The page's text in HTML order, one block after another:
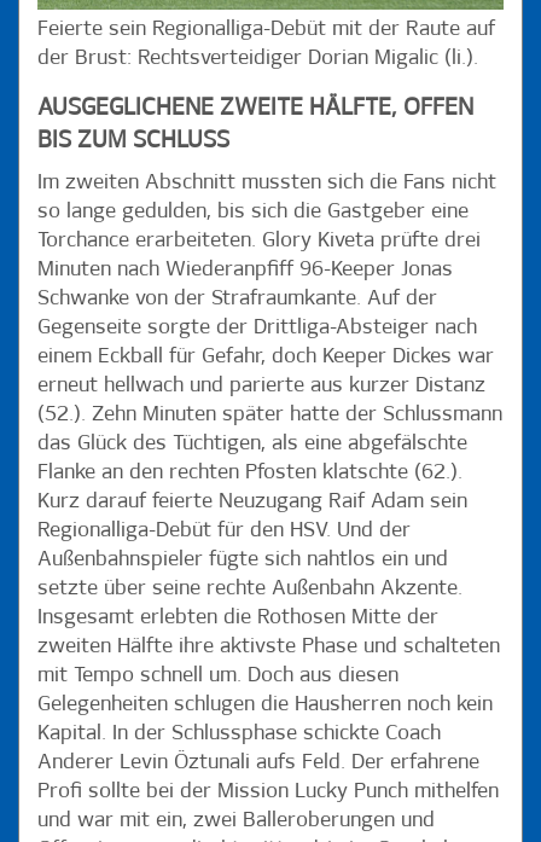
Feierte sein Regionalliga-Debüt mit der Raute auf
der Brust: Rechtsverteidiger Dorian Migalic (li.).
AUSGEGLICHENE ZWEITE HÄLFTE, OFFEN
BIS ZUM SCHLUSS
Im zweiten Abschnitt mussten sich die Fans nicht
so lange gedulden, bis sich die Gastgeber eine
Torchance erarbeiteten. Glory Kiveta prüfte drei
Minuten nach Wiederanpfiff 96-Keeper Jonas
Schwanke von der Strafraumkante. Auf der
Gegenseite sorgte der Drittliga-Absteiger nach
einem Eckball für Gefahr, doch Keeper Dickes war
erneut hellwach und parierte aus kurzer Distanz
(52.). Zehn Minuten später hatte der Schlussmann
das Glück des Tüchtigen, als eine abgefälschte
Flanke an den rechten Pfosten klatschte (62.).
Kurz darauf feierte Neuzugang Raif Adam sein
Regionalliga-Debüt für den HSV. Und der
Außenbahnspieler fügte sich nahtlos ein und
setzte über seine rechte Außenbahn Akzente.
Insgesamt erlebten die Rothosen Mitte der
zweiten Hälfte ihre aktivste Phase und schalteten
mit Tempo schnell um. Doch aus diesen
Gelegenheiten schlugen die Hausherren noch kein
Kapital. In der Schlussphase schickte Coach
Anderer Levin Öztunali aufs Feld. Der erfahrene
Profi sollte bei der Mission Lucky Punch mithelfen
und war mit ein, zwei Balleroberungen und